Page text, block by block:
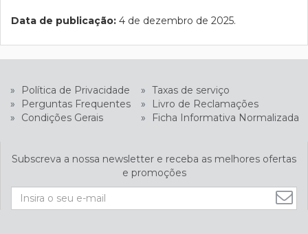
Data de publicação: 4 de dezembro de 2025.
» Política de Privacidade » Taxas de serviço
»
Perguntas Frequentes »
Livro de Reclamações
»
Condições Gerais » Ficha Informativa Normalizada
Subscreva a nossa newsletter e receba as melhores ofertas
e promoções